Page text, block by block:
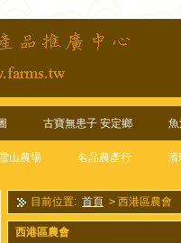
古寶無患子 安定鄉
山農場 名品農產行 清
目前位置: 首頁 > 西港區農會
西港區農會